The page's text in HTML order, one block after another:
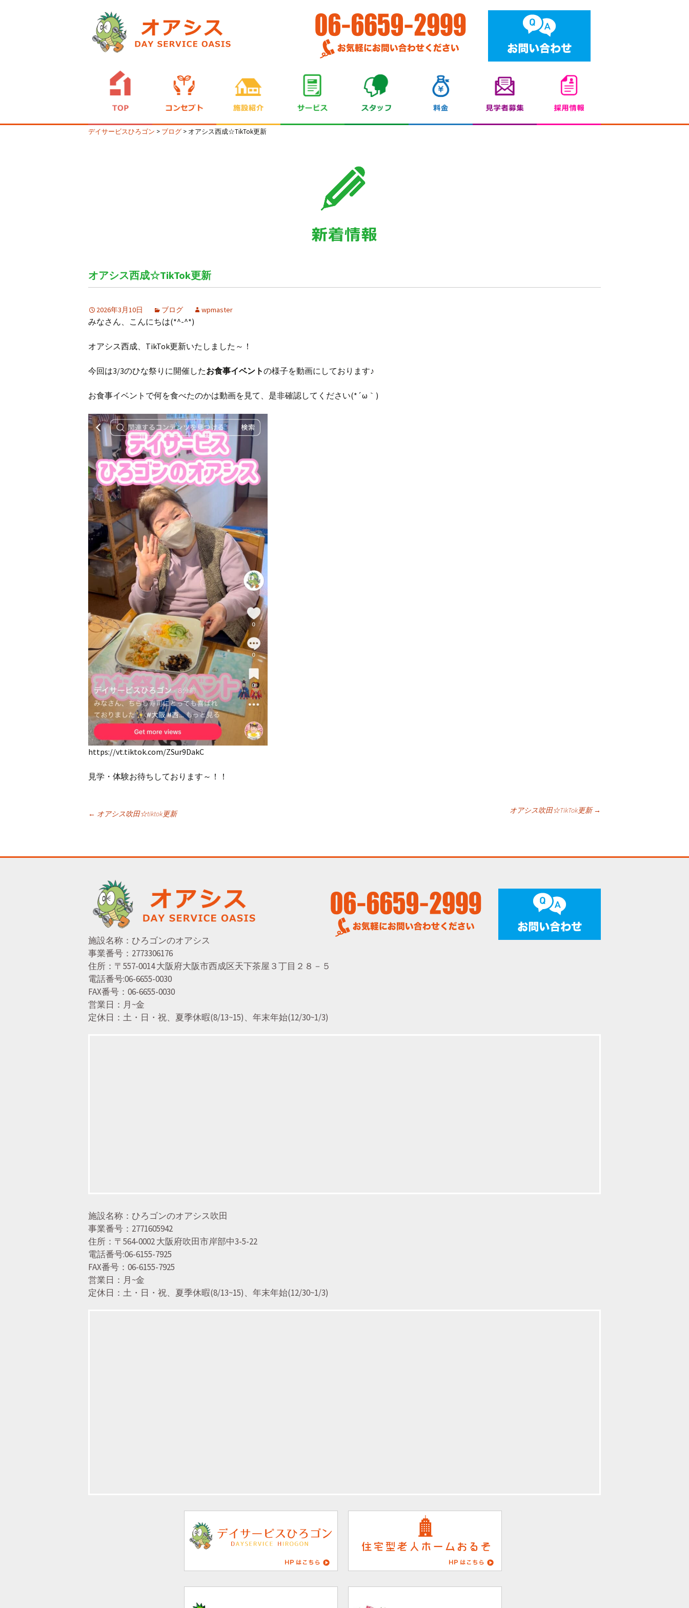
デイサービスひろゴン > ブログ > オアシス西成☆TikTok更新
オアシス西成☆TikTok更新
2026年3月10日 ブログ wpmaster
みなさん、こんにちは(*^-^*)
オアシス西成、TikTok更新いたしました～！
今回は3/3のひな祭りに開催したお食事イベントの様子を動画にしております♪
お食事イベントで何を食べたのかは動画を見て、是非確認してください(*´ω｀)
https://vt.tiktok.com/ZSur9DakC
見学・体験お待ちしております～！！
投
稿
ナ
ビ
ゲ
ー
シ
← オアシス吹田☆tiktok更新 オアシス吹田☆TikTok更新→
施設名称：ひろゴンのオアシス
事業番号：2773306176
住所：〒557-0014 大阪府大阪市西成区天下茶屋３丁目２８－５
電話番号:06-6655-0030
FAX番号：06-6655-0030
営業日：月~金
定休日：土・日・祝、夏季休暇(8/13~15)、年末年始(12/30~1/3)
施設名称：ひろゴンのオアシス吹田
事業番号：2771605942
住所：〒564-0002 大阪府吹田市岸部中3-5-22
電話番号:06-6155-7925
FAX番号：06-6155-7925
営業日：月~金
定休日：土・日・祝、夏季休暇(8/13~15)、年末年始(12/30~1/3)